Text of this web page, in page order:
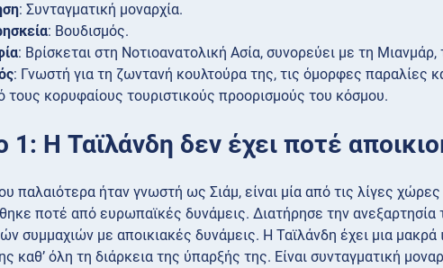
: Συνταγματική μοναρχία.
: Βουδισμός.
: Βρίσκεται στη Νοτιοανατολική Ασία, συνορεύει με τη
: Γνωστή για τη ζωντανή κουλτούρα της, τις όμορφες παραλίες
τους κορυφαίους τουριστικούς προορισμούς του κόσμου.
1: Η Ταϊλάνδη δεν έχει ποτέ
παλαιότερα ήταν γνωστή ως Σιάμ, είναι μία από τις λίγες
ποτέ από ευρωπαϊκές δυνάμεις. Διατήρησε την
συμμαχιών με αποικιακές δυνάμεις. Η Ταϊλάνδη έχει μια μακρά
καθ’ όλη τη διάρκεια της ύπαρξής της. Είναι συνταγματική